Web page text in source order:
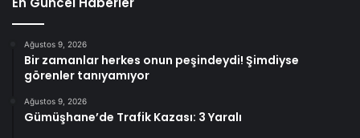
Ağustos 9, 2026
Bir zamanlar herkes onun peşindeydi! Şimdiyse
görenler tanıyamıyor
Ağustos 9, 2026
Gümüşhane’de Trafik Kazası: 3 Yaralı